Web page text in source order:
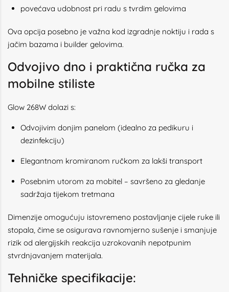
povećava udobnost pri radu s tvrdim gelovima
Ova opcija posebno je važna kod izgradnje noktiju i rada s
jačim bazama i builder gelovima.
Odvojivo dno i praktična ručka za
mobilne stiliste
Glow 268W dolazi s:
Odvojivim donjim panelom (idealno za pedikuru i
dezinfekciju)
Elegantnom kromiranom ručkom za lakši transport
Posebnim utorom za mobitel – savršeno za gledanje
sadržaja tijekom tretmana
Dimenzije omogućuju istovremeno postavljanje cijele ruke ili
stopala, čime se osigurava ravnomjerno sušenje i smanjuje
rizik od alergijskih reakcija uzrokovanih nepotpunim
stvrdnjavanjem materijala.
Tehničke specifikacije: